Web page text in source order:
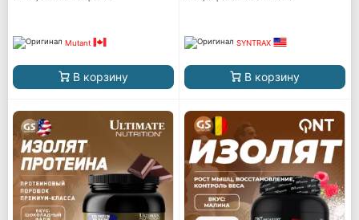
Mutant
В корзину
SYNTRAX
В корзину